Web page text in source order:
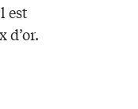
est
d’or.